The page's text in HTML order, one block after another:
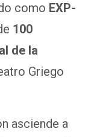
como EXP-
100
de la
Griego
asciende a